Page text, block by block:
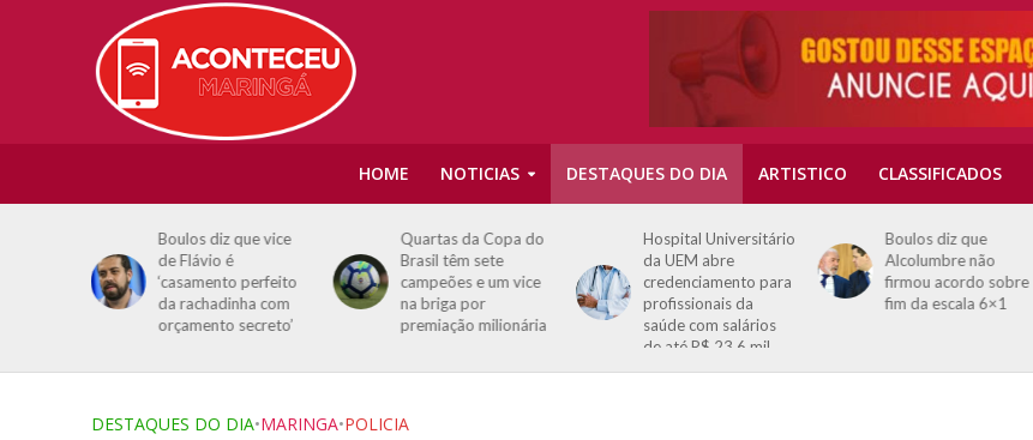
HOME NOTICIAS DESTAQUES DO DIA ARTISTICO CLASSIFICADOS
Boulos diz que vice
de Flávio é
‘casamento perfeito
da rachadinha com
orçamento secreto’
Quartas da Copa do
Brasil têm sete
campeões e um vice
na briga por
premiação milionária
Hospital Universitário
da UEM abre
credenciamento para
profissionais da
saúde com salários
de até R$ 23,6 mil
Boulos diz que
Alcolumbre não
firmou acordo sobre
fim da escala 6×1
DESTAQUES DO DIA•MARINGA•POLICIA